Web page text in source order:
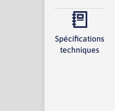
Spécifications
techniques